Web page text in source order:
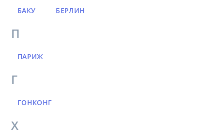
БАКУ БЕРЛИН
П
ПАРИЖ
Г
ГОНКОНГ
Х